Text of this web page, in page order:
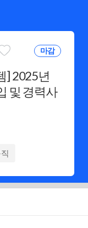
마감
] 2025년
및 경력사
구